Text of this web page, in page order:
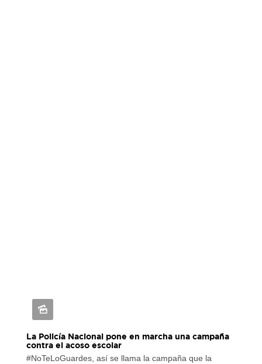
La Policía Nacional pone en marcha una campaña
contra el acoso escolar
#NoTeLoGuardes, así se llama la campaña que la